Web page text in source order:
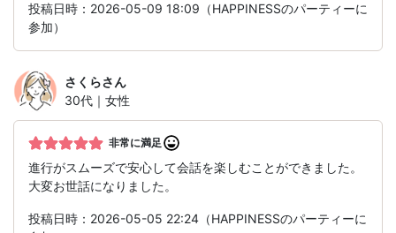
投稿日時：2026-05-09 18:09（HAPPINESSのパーティーに
参加）
さくらさん
30代｜女性
非常に満足
進行がスムーズで安心して会話を楽しむことができました。
大変お世話になりました。
投稿日時：2026-05-05 22:24（HAPPINESSのパーティーに